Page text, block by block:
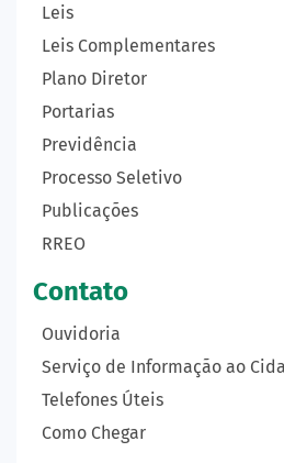
Leis
Leis Complementares
Plano Diretor
Portarias
Previdência
Processo Seletivo
Publicações
RREO
Contato
Ouvidoria
Serviço de Informação ao
Telefones Úteis
Como Chegar